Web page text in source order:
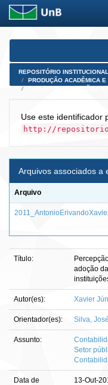
Skip
REPOSITÓRIO
PRODUÇÃO ACADÊMICA E
Use este identificador
http://
Arquivos associados a
Arquivo
Título:
adoção
Autor(es): Xavier
Orientador(es): Silva,
Assunto:
Setor
Data de
13-Out-